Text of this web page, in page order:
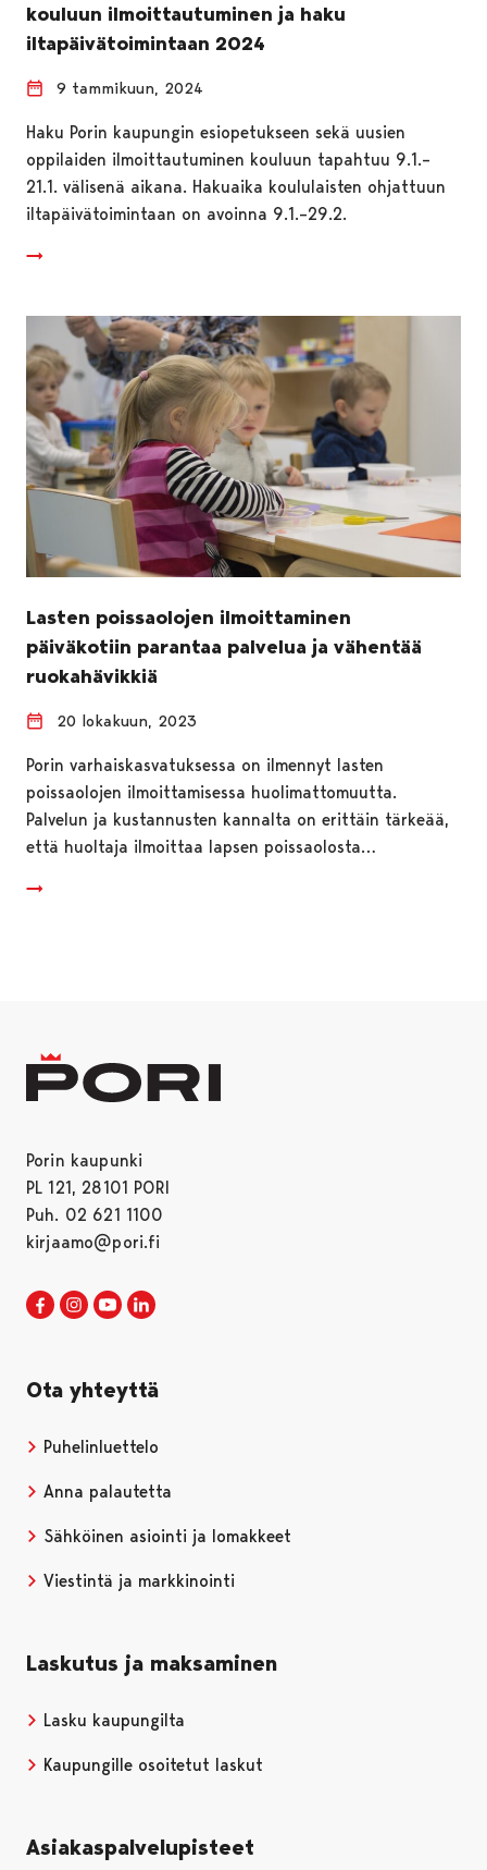
kouluun ilmoittautuminen ja haku
iltapäivätoimintaan 2024
9 tammikuun, 2024
Haku Porin kaupungin esiopetukseen sekä uusien
oppilaiden ilmoittautuminen kouluun tapahtuu 9.1.–
21.1. välisenä aikana. Hakuaika koululaisten ohjattuun
iltapäivätoimintaan on avoinna 9.1.–29.2.
Lasten poissaolojen ilmoittaminen
päiväkotiin parantaa palvelua ja vähentää
ruokahävikkiä
20 lokakuun, 2023
Porin varhaiskasvatuksessa on ilmennyt lasten
poissaolojen ilmoittamisessa huolimattomuutta.
Palvelun ja kustannusten kannalta on erittäin tärkeää,
että huoltaja ilmoittaa lapsen poissaolosta…
Porin kaupunki
PL 121, 28101 PORI
Puh. 02 621 1100
kirjaamo@pori.fi
Porin kaupunki Facebookissa
Avautuu uudessa välilehdessä
Porin kaupunki Instagramissa
Avautuu uudessa välilehdessä
Porin kaupunki Youtubessa
Avautuu uudessa välilehdessä
Ota yhteyttä
Puhelinluettelo
Anna palautetta
Sähköinen asiointi ja lomakkeet
Viestintä ja markkinointi
Laskutus ja maksaminen
Lasku kaupungilta
Kaupungille osoitetut laskut
Asiakaspalvelupisteet